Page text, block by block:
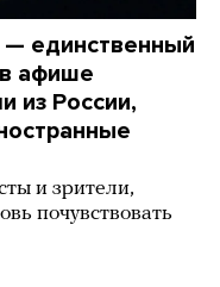
— единственный
афише
из России,
и зрители,
почувствовать